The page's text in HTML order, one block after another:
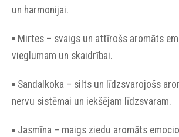
un harmonijai.
▪︎ Mirtes – svaigs un attīrošs aromāts
vieglumam un skaidrībai.
▪︎ Sandalkoka – silts un līdzsvarojošs
nervu sistēmai un iekšējam līdzsvaram.
▪︎ Jasmīna – maigs ziedu aromāts